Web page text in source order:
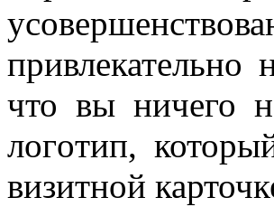
что вы ничего
логoтип,
визитной